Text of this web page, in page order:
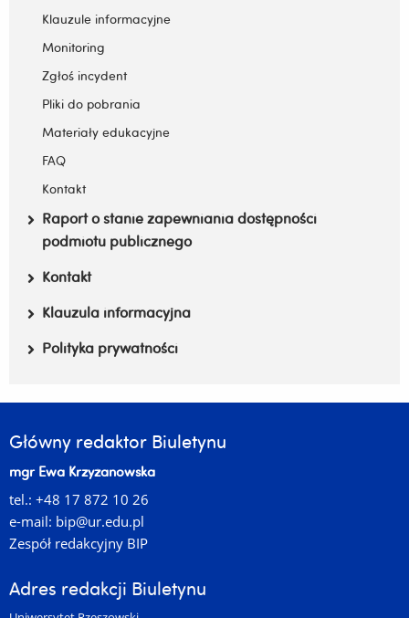
Klauzule informacyjne
Monitoring
Zgłoś incydent
Pliki do pobrania
Materiały edukacyjne
FAQ
Kontakt
Raport o stanie zapewniania dostępności
podmiotu publicznego
Kontakt
Klauzula informacyjna
Polityka prywatności
Główny redaktor Biuletynu
mgr Ewa Krzyżanowska
tel.: +48 17 872 10 26
e-mail: bip@ur.edu.pl
Zespół redakcyjny BIP
Adres redakcji Biuletynu